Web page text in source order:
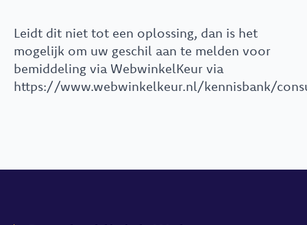
Leidt dit niet tot een oplossing, dan is het
mogelijk om uw geschil aan te melden voor
bemiddeling via WebwinkelKeur via
https://www.webwinkelkeur.nl/kennisbank/